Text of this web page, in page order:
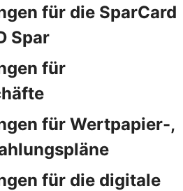
für die SparCard
Spar
für
für Wertpapier-,
für die digitale